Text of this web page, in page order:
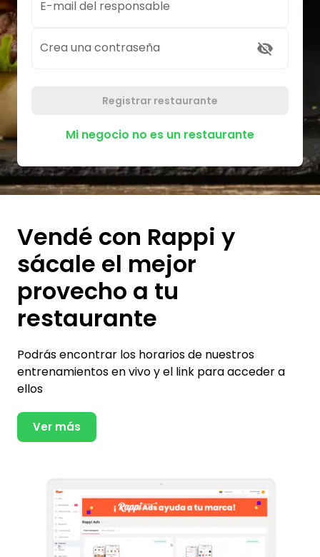
E-mail del responsable
Crea una contraseña
Registrar restaurante
Mi negocio no es un restaurante
Vendé con Rappi y
sácale el mejor
provecho a tu
restaurante
Podrás encontrar los horarios de nuestros
entrenamientos en vivo y el link para acceder a
ellos
Ver más